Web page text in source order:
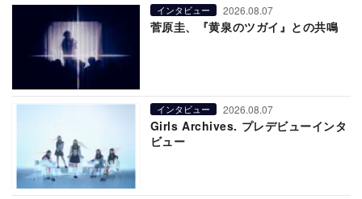
インタビュー 2026.08.07
菅原圭、『黄泉のツガイ』との共鳴
インタビュー 2026.08.07
Girls Archives. プレデビューインタ
ビュー